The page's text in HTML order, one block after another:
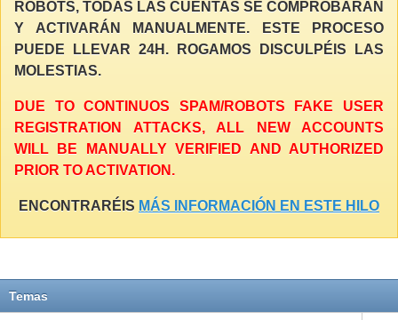
ROBOTS, TODAS LAS CUENTAS SE COMPROBARÁN
Y ACTIVARÁN MANUALMENTE. ESTE PROCESO
PUEDE LLEVAR 24H. ROGAMOS DISCULPÉIS LAS
MOLESTIAS.
DUE TO CONTINUOS SPAM/ROBOTS FAKE USER
REGISTRATION ATTACKS, ALL NEW ACCOUNTS
WILL BE MANUALLY VERIFIED AND AUTHORIZED
PRIOR TO ACTIVATION.
ENCONTRARÉIS MÁS INFORMACIÓN EN ESTE HILO
Temas